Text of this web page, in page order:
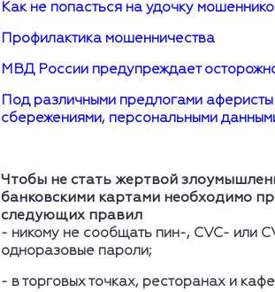
Как не попасться на удочку
Профилактика мошенничества
МВД России предупреждает
Под различными предлогами
сбережениями, персональными
Чтобы не стать жертвой
банковскими картами необходимо
следующих правил
- никому не сообщать пин-, СVC- или
одноразовые пароли;
- в торговых точках, ресторанах и